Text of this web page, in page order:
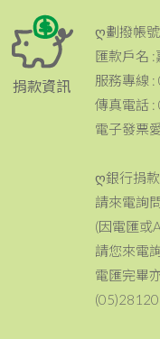
捐款資訊
ღ劃撥帳
匯款戶名
服務專線
傳真電話
電子發票
ღ銀行捐
請來電詢
(因電匯或
請您來電
電匯完畢